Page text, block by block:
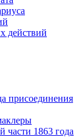
действий
присоединения
части 1863 года